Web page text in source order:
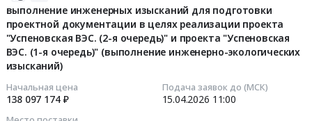
выполнение инженерных изысканий для подготовки
проектной документации в целях реализации проекта
"Успеновская ВЭС. (2-я очередь)" и проекта "Успеновская
ВЭС. (1-я очередь)" (выполнение инженерно-экологических
изысканий)
Начальная цена
138 097 174 ₽
Подача заявок до (МСК)
15.04.2026 11:00